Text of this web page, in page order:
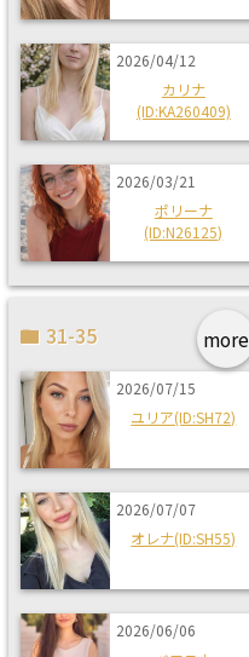
2026/04/12
カリナ
(ID:KA260409)
2026/03/21
ポリーナ
(ID:N26125)
more
31-35
2026/07/15
ユリア(ID:SH72)
2026/07/07
オレナ(ID:SH55)
2026/06/06